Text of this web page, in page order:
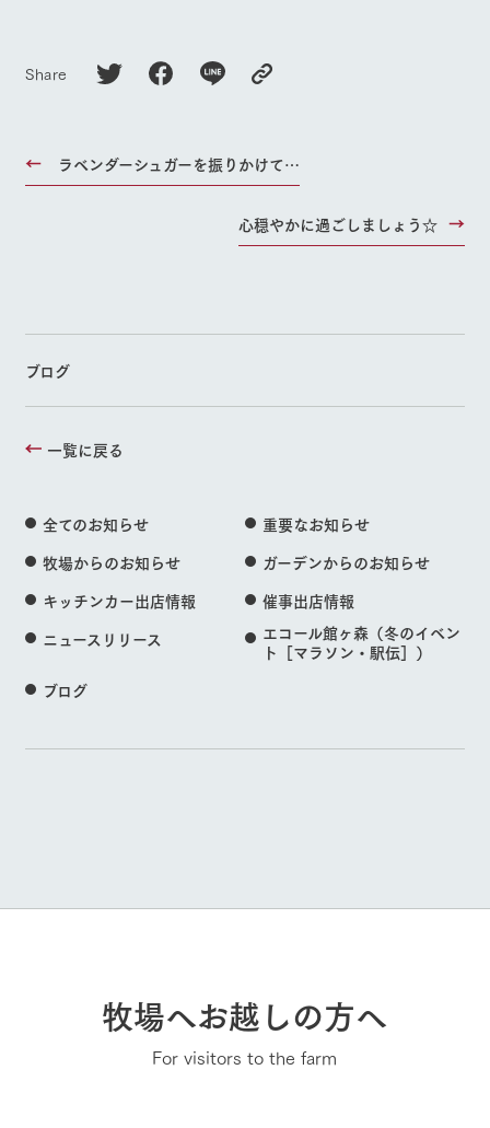
Share
ラベンダーシュガーを振りかけて…
心穏やかに過ごしましょう☆
ブログ
一覧に戻る
全てのお知らせ
重要なお知らせ
牧場からのお知らせ
ガーデンからのお知らせ
キッチンカー出店情報
催事出店情報
ニュースリリース
エコール館ヶ森（冬のイベン
ト［マラソン・駅伝］）
ブログ
牧場へお越しの方へ
For visitors to the farm